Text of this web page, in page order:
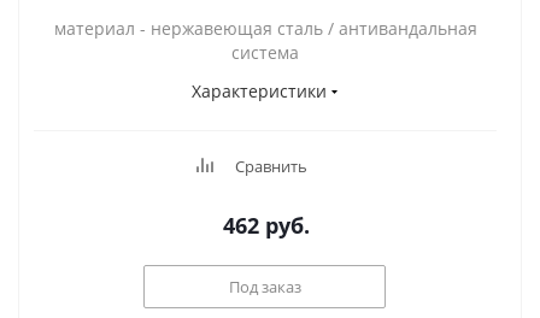
материал - нержавеющая сталь / антивандальная
система
Характеристики
Сравнить
462руб.
Под заказ